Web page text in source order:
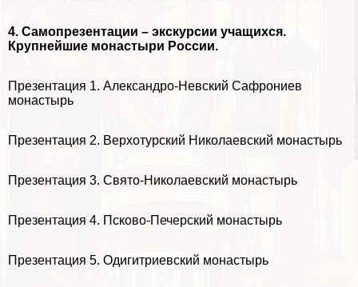
4. Самопрезентации – экскурсии учащихся.
Крупнейшие монастыри России.
Презентация 1. Александро-Невский Сафрониев
монастырь
Презентация 2. Верхотурский Николаевский монастырь
Презентация 3. Свято-Николаевский монастырь
Презентация 4. Псково-Печерский монастырь
Презентация 5. Одигитриевский монастырь